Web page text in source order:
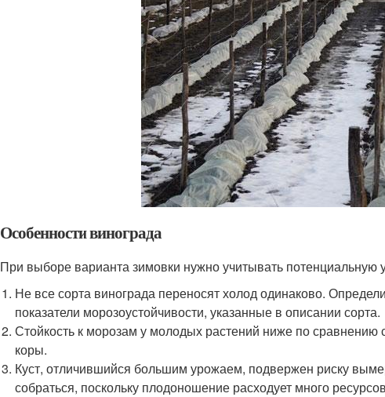
Особенности винограда
При выборе варианта зимовки нужно учитывать потенциальную
Не все сорта винограда переносят холод одинаково.
показатели морозоустойчивости, указанные в описании сорта.
Стойкость к морозам у молодых растений ниже по сравнению
коры.
Куст, отличившийся большим урожаем, подвержен риску
собраться, поскольку плодоношение расходует много